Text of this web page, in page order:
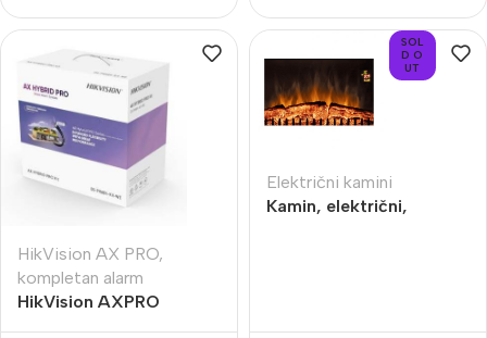
HikVision AX PRO,
kompletan alarm
HikVision AXPRO
SOL
D O
UT
Električni kamini
Kamin, električni,